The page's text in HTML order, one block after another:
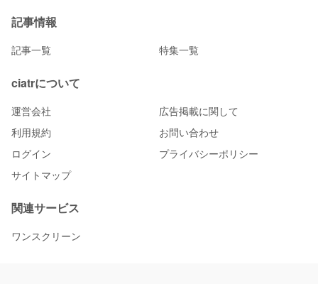
記事情報
記事一覧 特集一覧
ciatrについて
運営会社
広告掲載に関して
利用規約
お問い合わせ
ログイン
プライバシーポリシー
サイトマップ
関連サービス
ワンスクリーン